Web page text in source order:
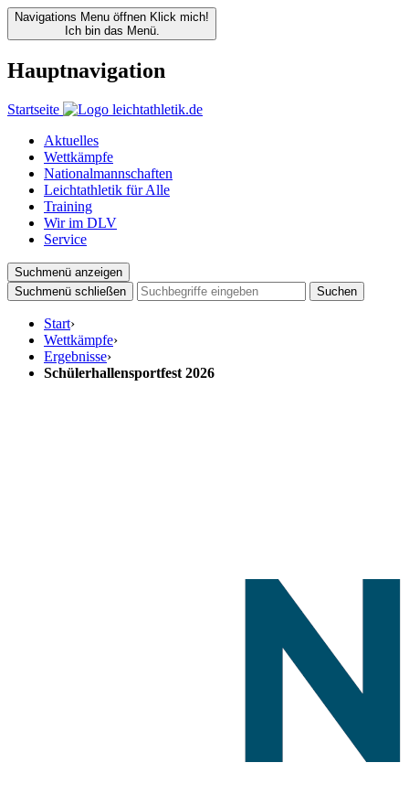
Navigations Menu öffnen Klick mich!
Ich bin das Menü.
Hauptnavigation
Startseite
Aktuelles
Wettkämpfe
Nationalmannschaften
Leichtathletik für Alle
Training
Wir im DLV
Service
Suchmenü anzeigen
Suchmenü schließen
Suchen
Start›
Wettkämpfe›
Ergebnisse›
Schülerhallensportfest 2026